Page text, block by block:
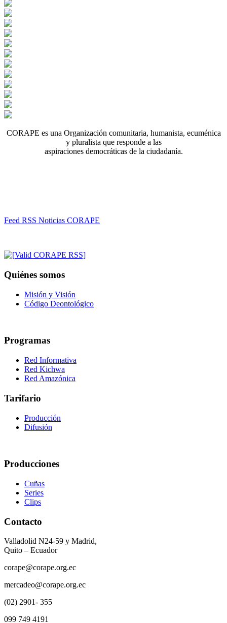
CORAPE es una Organización comunitaria, humanista, ecuménica
y pluralista que responde a las
aspiraciones democráticas de la ciudadanía.
Feed RSS Noticias CORAPE
Quiénes somos
Misión y Visión
Código Deontológico
Programas
Red Informativa
Red Kichwa
Red Amazónica
Tarifario
Producción
Difusión
Producciones
Cuñas
Series
Clips
Contacto
Valladolid N24-59 y Madrid,
Quito – Ecuador
corape@corape.org.ec
mercadeo@corape.org.ec
(02) 2901- 355
099 749 4191